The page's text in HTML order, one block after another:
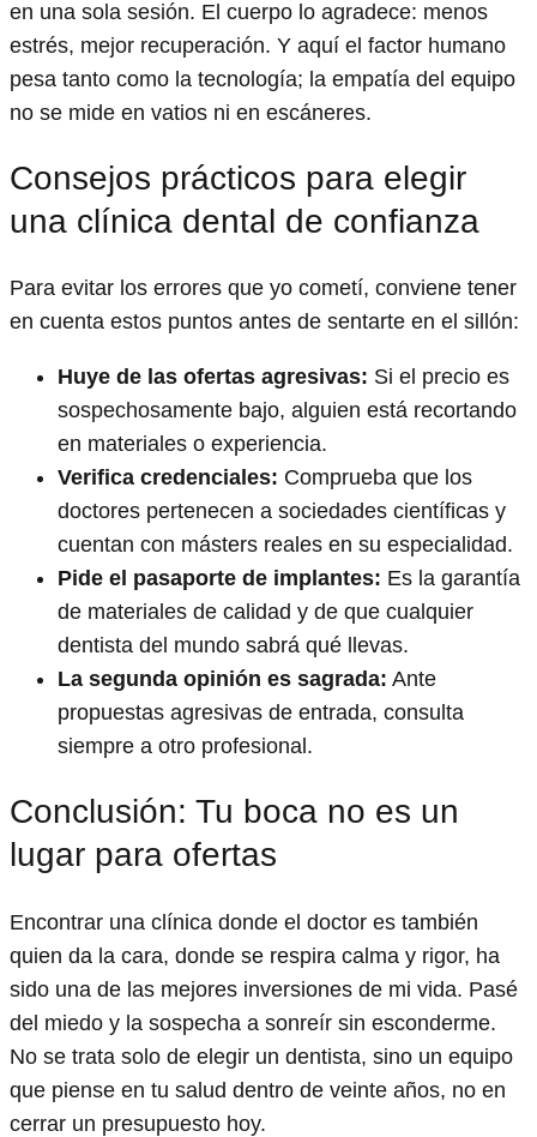
en una sola sesión. El cuerpo lo agradece: menos
estrés, mejor recuperación. Y aquí el factor humano
pesa tanto como la tecnología; la empatía del equipo
no se mide en vatios ni en escáneres.
Consejos prácticos para elegir
una clínica dental de confianza
Para evitar los errores que yo cometí, conviene tener
en cuenta estos puntos antes de sentarte en el sillón:
Huye de las ofertas agresivas: Si el precio es
sospechosamente bajo, alguien está recortando
en materiales o experiencia.
Verifica credenciales: Comprueba que los
doctores pertenecen a sociedades científicas y
cuentan con másters reales en su especialidad.
Pide el pasaporte de implantes: Es la garantía
de materiales de calidad y de que cualquier
dentista del mundo sabrá qué llevas.
La segunda opinión es sagrada: Ante
propuestas agresivas de entrada, consulta
siempre a otro profesional.
Conclusión: Tu boca no es un
lugar para ofertas
Encontrar una clínica donde el doctor es también
quien da la cara, donde se respira calma y rigor, ha
sido una de las mejores inversiones de mi vida. Pasé
del miedo y la sospecha a sonreír sin esconderme.
No se trata solo de elegir un dentista, sino un equipo
que piense en tu salud dentro de veinte años, no en
cerrar un presupuesto hoy.